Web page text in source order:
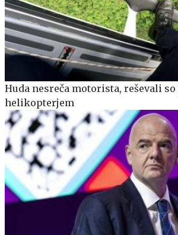
Huda nesreča motorista, reševali
helikopterjem